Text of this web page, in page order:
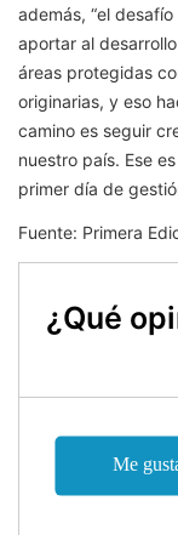
además, “el
aportar al
áreas protegidas
originarias, y eso
camino es seguir
nuestro país. Ese
primer día de
Fuente: Primera
¿Qué